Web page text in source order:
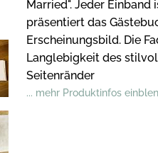
Married". Jeder Einband
präsentiert das
Erscheinungsbild. Die
Langlebigkeit des
Seitenränder
... mehr Produktinfos